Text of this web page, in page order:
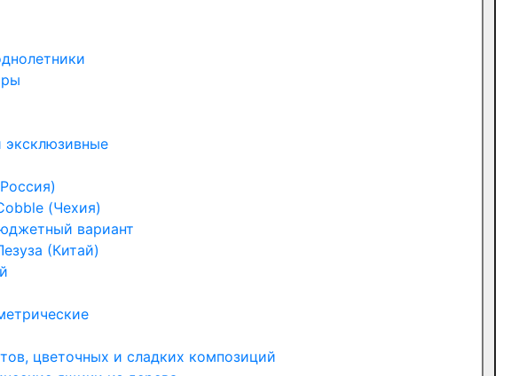
эксклюзивные
(Чехия)
вариант
(Китай)
цветочных и сладких композиций